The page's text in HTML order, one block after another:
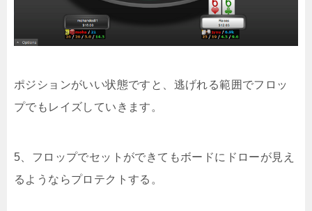
ポジションがいい状態ですと、逃げれる範囲でフロッ
プでもレイズしていきます。
5、フロップでセットができてもボードにドローが見え
るようならプロテクトする。